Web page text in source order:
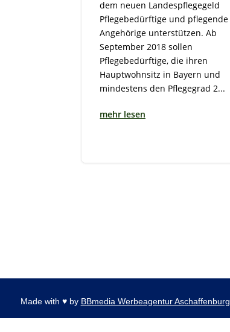
dem neuen Landespflegegeld
Pflegebedürftige und pflegende
Angehörige unterstützen. Ab
September 2018 sollen
Pflegebedürftige, die ihren
Hauptwohnsitz in Bayern und
mindestens den Pflegegrad 2...
mehr lesen
Made with ♥by BBmedia Werbeagentur Aschaffenburg